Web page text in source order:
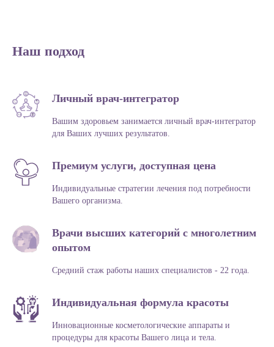
Наш подход
Личный врач-интегратор
Вашим здоровьем занимается личный врач-интегратор
для Ваших лучших результатов.
Премиум услуги, доступная цена
Индивидуальные стратегии лечения под потребности
Вашего организма.
Врачи высших категорий с многолетним
опытом
Средний стаж работы наших специалистов - 22 года.
Индивидуальная формула красоты
Инновационные косметологические аппараты и
процедуры для красоты Вашего лица и тела.
процедурам